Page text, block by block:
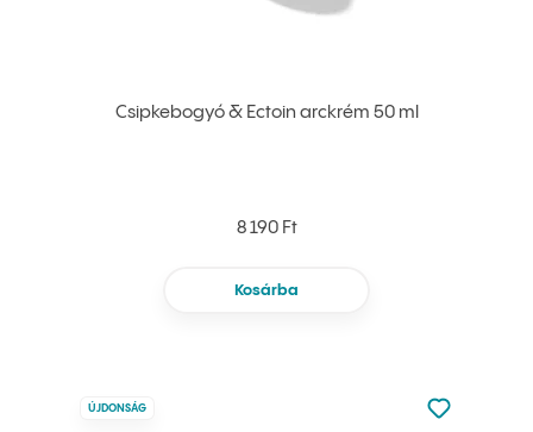
Csipkebogyó & Ectoin arckrém 50 ml
8 190 Ft
Kosárba
ÚJDONSÁG
Nincsen
Hozzáadás